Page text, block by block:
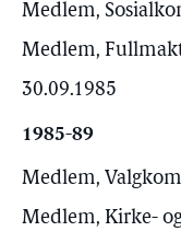
Medlem,
Medlem,
30.09.1985
1985-89
Medlem,
Medlem, Kirke-